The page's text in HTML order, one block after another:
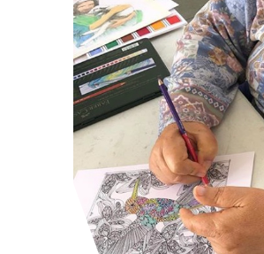
El motivo por el cual seleccionamos
atención y cuidado que tienen con los
horas, también por sus instalaciones y
(Limpieza,amplitud,afecto y pulcritud).
Juan Franscisco
Ver